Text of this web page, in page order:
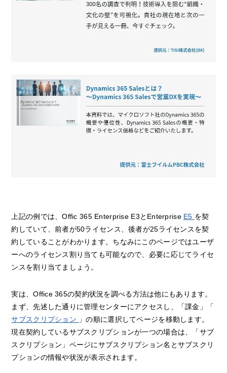
上記の例では、Offic 365 Enterprise E3とEnterprise E5 を契
約していて、前者が50ライセンス、後者が25ライセンスを契
約していることがわかります。ちなみにこのページではユーザ
ーへのライセンス割り当ても可能なので、必要に応じてライセ
ンスを割り当てましょう。
実は、Office 365の契約状況を調べる方法は他にもあります。
まず、先述した通りに管理センターにアクセスし、「課金」「
サブスクリプション
」の順に選択してページを移動します。
現在契約しているサブスクリプションが一つの場合は、「サブ
スクリプション」ページにサブスクリプション名とサブスクリ
プションの情報や状況が表示されます。